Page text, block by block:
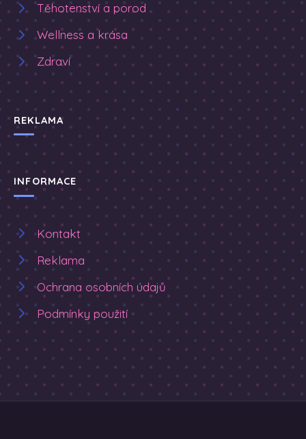
Těhotenství a porod
Wellness a krása
Zdraví
REKLAMA
INFORMACE
Kontakt
Reklama
Ochrana osobních údajů
Podmínky použití